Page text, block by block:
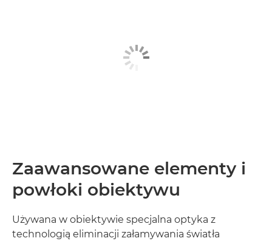
Zaawansowane elementy i
powłoki obiektywu
Używana w obiektywie specjalna optyka z
technologią eliminacji załamywania światła